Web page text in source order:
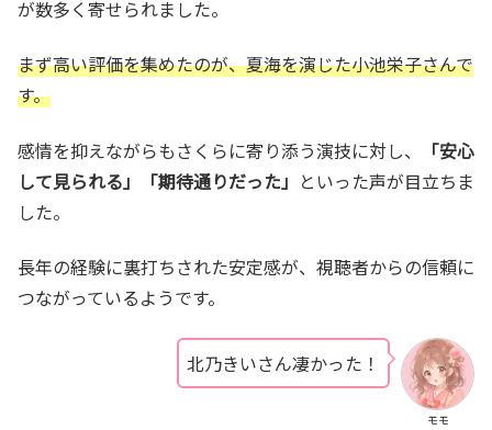
が数多く寄せられました。
まず高い評価を集めたのが、夏海を演じた小池栄子さんで
す。
感情を抑えながらもさくらに寄り添う演技に対し、
「安心
して見られる」「期待通りだった」 といった声が目立ちま
した。
長年の経験に裏打ちされた安定感が、視聴者からの信頼に
つながっているようです。
モモ
北乃きいさん凄かった！